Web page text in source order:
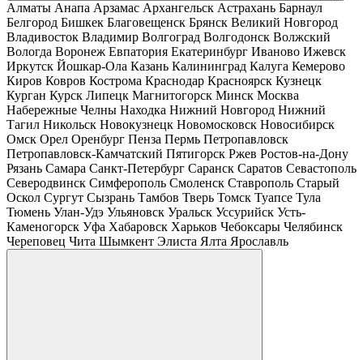
Алматы Анапа Арзамас Архангельск Астрахань Барнаул
Белгород Бишкек Благовещенск Брянск Великий Новгород
Владивосток Владимир Волгоград Волгодонск Волжский
Вологда Воронеж Евпатория Екатеринбург Иваново Ижевск
Иркутск Йошкар-Ола Казань Калининград Калуга Кемерово
Киров Ковров Кострома Краснодар Красноярск Кузнецк
Курган Курск Липецк Магнитогорск Минск Москва
Набережные Челны Находка Нижний Новгород Нижний
Тагил Никольск Новокузнецк Новомосковск Новосибирск
Омск Орел Оренбург Пенза Пермь Петропавловск
Петропавловск-Камчатский Пятигорск Ржев Ростов-на-Дону
Рязань Самара Санкт-Петербург Саранск Саратов Севастополь
Северодвинск Симферополь Смоленск Ставрополь Старый
Оскол Сургут Сызрань Тамбов Тверь Томск Туапсе Тула
Тюмень Улан-Удэ Ульяновск Уральск Уссурийск Усть-
Каменогорск Уфа Хабаровск Харьков Чебоксары Челябинск
Череповец Чита Шымкент Элиста Ялта Ярославль